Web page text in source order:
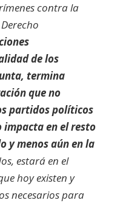
contra la
de los
termina
que no
partidos políticos
impacta en el resto
y menos aún en la
estará en el
hoy existen y
necesarios para